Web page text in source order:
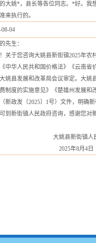
大姚*，县长等各位同志。*好。我
来执行的。
08-04
先生：
关于您咨询大姚县新街镇2025年
中华人民共和国价格法》《云南省
姚县发展和改革局会议审定。大姚
制度的实施意见》《楚雄州发展和
新政发〔2025〕1号）文件，明确
到新街镇人民政府咨询，感谢您对
姚县新街镇人民
年8月4日